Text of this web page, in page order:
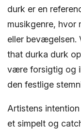
durk er en
musikgenre, hvor
eller bevægelsen.
that durka durk
være forsigtig og
den festlige
Artistens
et simpelt og